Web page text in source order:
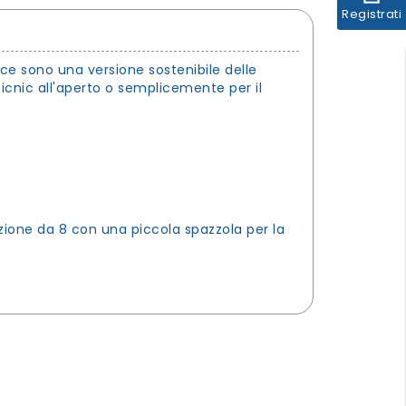
Registrati
sono una versione sostenibile delle
all'aperto o semplicemente per il
da 8 con una piccola spazzola per la